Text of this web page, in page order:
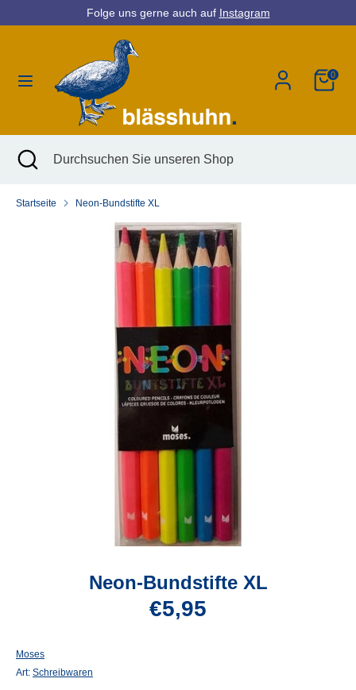
zum
Folge uns gerne auch auf Instagram
0
Währung
SuchenDurchsuchen
Sie
unseren
Shop
SuchenDurchsuchen
Shop
Suche
schließen
Startseite Neon-Bundstifte XL
Neon-Bundstifte XL
€5,95
Moses
Art: Schreibwaren